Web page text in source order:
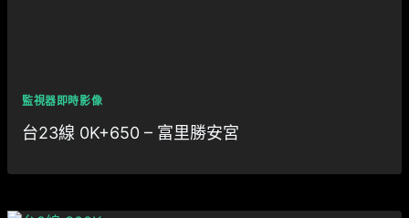
監視器即時影像
台23線 0K+650 – 富里勝安宮